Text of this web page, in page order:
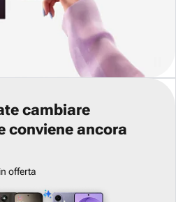
cambiare
conviene ancora
offerta